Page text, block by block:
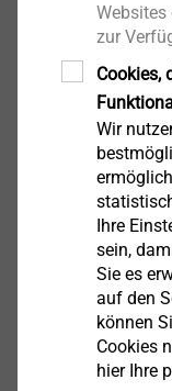
Websites
zur
Cookies,
Wir
Ihre
sein,
Sie es
auf den
können
Cookies
hier Ihre